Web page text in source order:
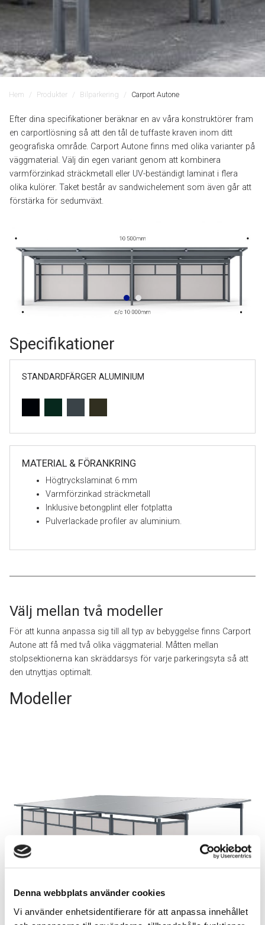
Denna webbplats använder cookies
Vi använder enhetsidentifierare för att anpassa innehållet
Hem Produkter Bilparkering Carport Autone
Efter dina specifikationer beräknar en av våra konstruktörer fram
en carportlösning så att den tål de tuffaste kraven inom ditt
geografiska område. Carport Autone finns med olika varianter på
väggmaterial. Välj din egen variant genom att kombinera
varmförzinkad sträckmetall eller UV-beständigt laminat i flera
olika kulörer. Taket består av sandwichelement som även går att
förstärka för sedumväxt.
Specifikationer
STANDARDFÄRGER ALUMINIUM
MATERIAL & FÖRANKRING
Högtryckslaminat 6 mm
Varmförzinkad sträckmetall
Inklusive betongplint eller fotplatta
Pulverlackade profiler av aluminium.
Välj mellan två modeller
För att kunna anpassa sig till all typ av bebyggelse finns Carport
Autone att få med två olika väggmaterial. Måtten mellan
stolpsektionerna kan skräddarsys för varje parkeringsyta så att
den utnyttjas optimalt.
Modeller